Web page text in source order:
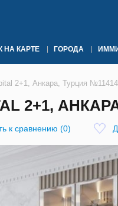
НА КАРТЕ ГОРОДА
2+1, Анкара, Турция
2+1,
к сравнению (0)